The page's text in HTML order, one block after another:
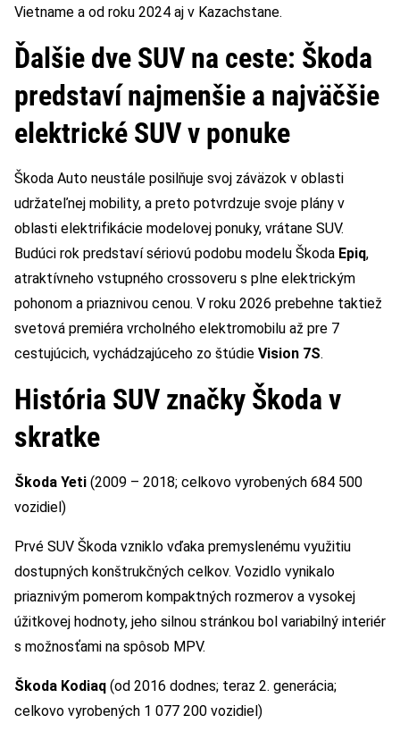
Vietname a od roku 2024 aj v Kazachstane.
Ďalšie dve SUV na ceste: Škoda
predstaví najmenšie a najväčšie
elektrické SUV v ponuke
Škoda Auto neustále posilňuje svoj záväzok v oblasti
udržateľnej mobility, a preto potvrdzuje svoje plány v
oblasti elektrifikácie modelovej ponuky, vrátane SUV.
Budúci rok predstaví sériovú podobu modelu Škoda Epiq,
atraktívneho vstupného crossoveru s plne elektrickým
pohonom a priaznivou cenou. V roku 2026 prebehne taktiež
svetová premiéra vrcholného elektromobilu až pre 7
cestujúcich, vychádzajúceho zo štúdie Vision 7S.
História SUV značky Škoda v
skratke
Škoda Yeti (2009 – 2018; celkovo vyrobených 684 500
vozidiel)
Prvé SUV Škoda vzniklo vďaka premyslenému využitiu
dostupných konštrukčných celkov. Vozidlo vynikalo
priaznivým pomerom kompaktných rozmerov a vysokej
úžitkovej hodnoty, jeho silnou stránkou bol variabilný interiér
s možnosťami na spôsob MPV.
Škoda Kodiaq (od 2016 dodnes; teraz 2. generácia;
celkovo vyrobených 1 077 200 vozidiel)